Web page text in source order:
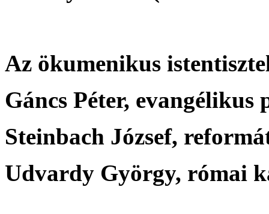
Az ökumenikus
Gáncs Péter, evangélikus
Steinbach József,
Udvardy György, római